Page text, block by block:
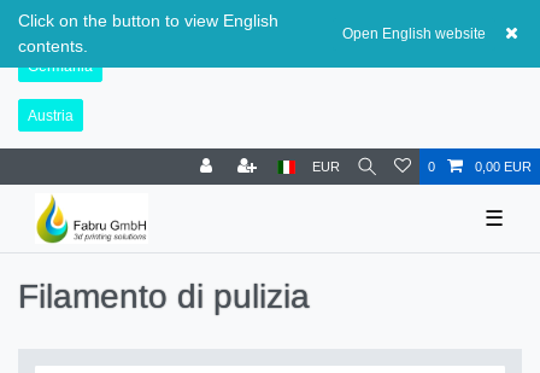
Click on the button to view English
contents.
Open English website
Svizzera
Germania
Austria
EUR 0 0,00 EUR
☰
Filamento di pulizia